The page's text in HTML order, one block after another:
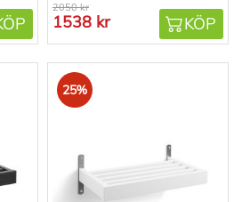
2050 kr
1538 kr KÖP
25%